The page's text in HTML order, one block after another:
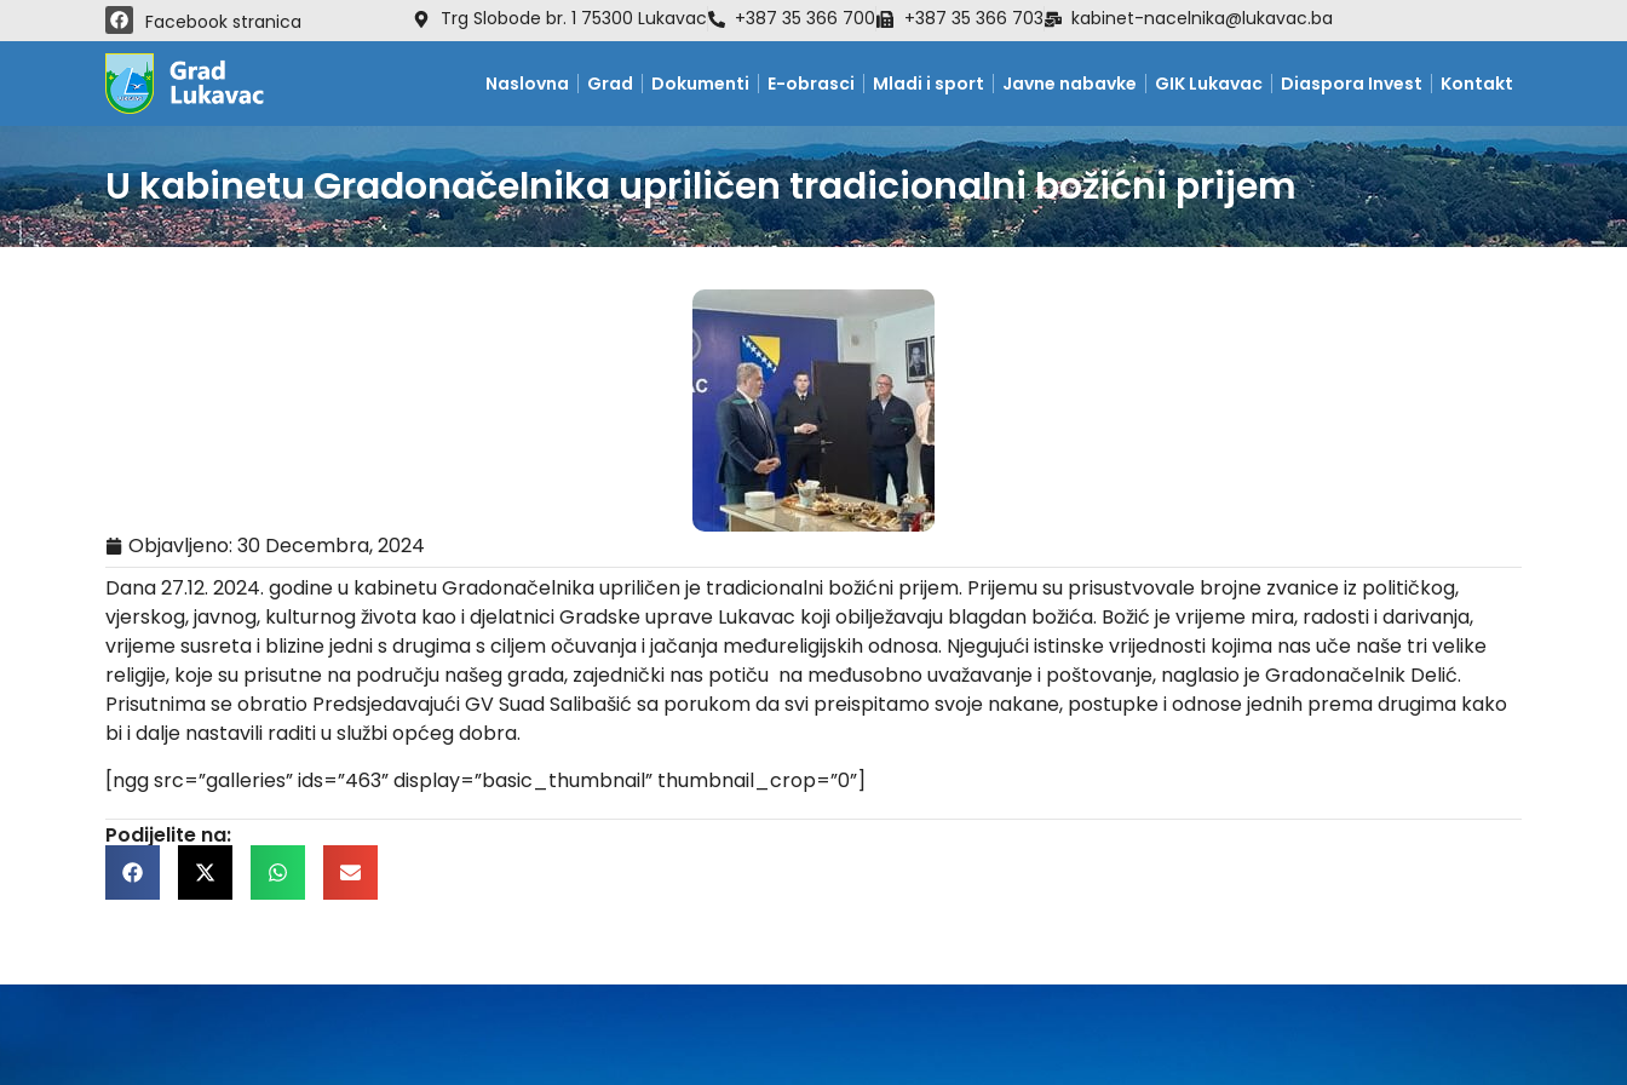
Trg Slobode br. 1 75300 Lukavac +387 35 366 700 +387 35 366 703 kabinet-nacelnika@lukavac.ba
Facebook stranica
Naslovna Grad Dokumenti E-obrasci Mladi i sport Javne nabavke GIK Lukavac Diaspora Invest Kontakt
U kabinetu Gradonačelnika upriličen tradicionalni božićni prijem
Objavljeno: 30 Decembra, 2024
Dana 27.12. 2024. godine u kabinetu Gradonačelnika upriličen je tradicionalni božićni prijem. Prijemu su prisustvovale brojne zvanice iz političkog,
vjerskog, javnog, kulturnog života kao i djelatnici Gradske uprave Lukavac koji obilježavaju blagdan božića. Božić je vrijeme mira, radosti i darivanja,
vrijeme susreta i blizine jedni s drugima s ciljem očuvanja i jačanja međureligijskih odnosa. Njegujući istinske vrijednosti kojima nas uče naše tri velike
religije, koje su prisutne na području našeg grada, zajednički nas potiču na međusobno uvažavanje i poštovanje, naglasio je Gradonačelnik Delić.
Prisutnima se obratio Predsjedavajući GV Suad Salibašić sa porukom da svi preispitamo svoje nakane, postupke i odnose jednih prema drugima kako
bi i dalje nastavili raditi u službi općeg dobra.
[ngg src=”galleries” ids=”463” display=”basic_thumbnail” thumbnail_crop=”0”]
Podijelite na: